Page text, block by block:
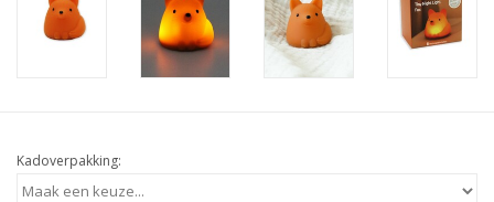
Kadoverpakking: